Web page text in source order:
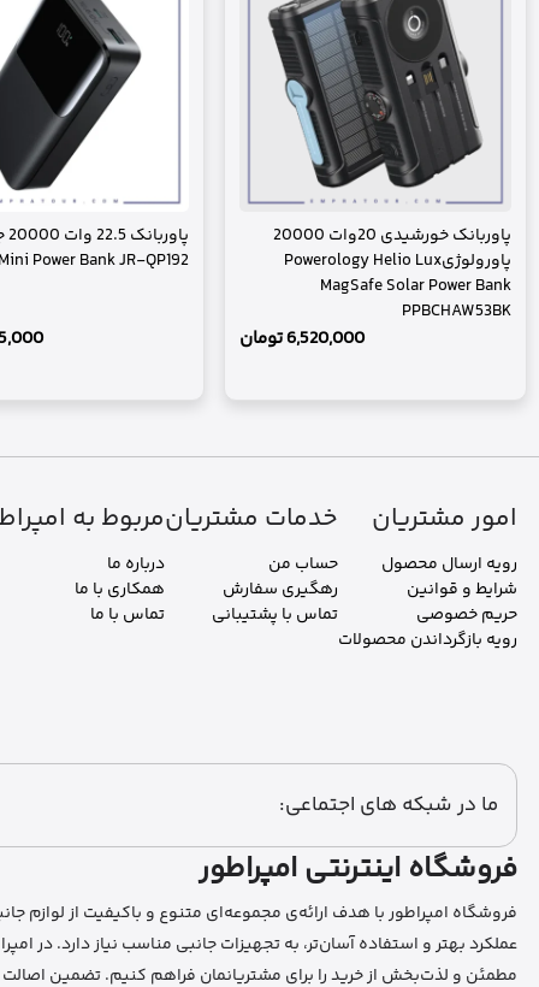
پاوربانک خورشیدی 20وات 20000
پاورولوژیPowerology Helio Lux
MagSafe Solar Power Bank
PPBCHAW53BK
6,520,000تومان
Power Bank JR-QP192
امور مشتریان
رویه ارسال محصول
شرایط و قوانین
حریم خصوصی
رویه بازگرداندن محصولات
خدمات مشتریان
حساب من
رهگیری سفارش
تماس با پشتیبانی
مربوط به
درباره ما
همکاری با ما
تماس با ما
ما در شبکه های اجتماعی:
فروشگاه اینترنتی امپراطور
فروشگاه امپراطور با هدف ارائه‌ی مجموعه‌ای متنوع و باکیفیت از لوازم
عملکرد بهتر و استفاده آسان‌تر، به تجهیزات جانبی مناسب نیاز دارد. در
مطمئن و لذت‌بخش از خرید را برای مشتریانمان فراهم کنیم. تضمین